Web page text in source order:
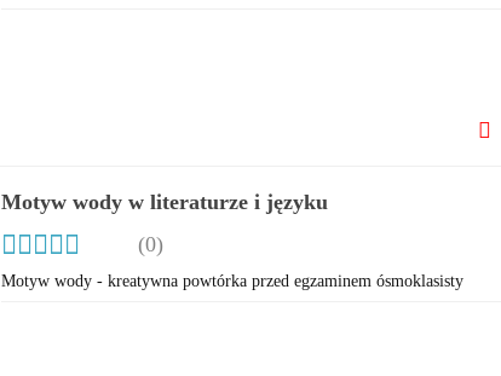
Motyw wody w literaturze i języku
(0)
Motyw wody - kreatywna powtórka przed egzaminem ósmoklasisty